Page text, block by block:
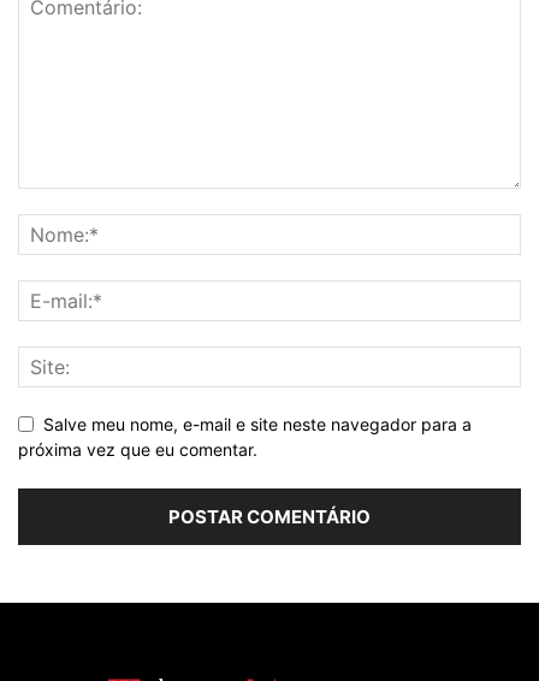
Salve meu nome, e-mail e site neste navegador para a
próxima vez que eu comentar.